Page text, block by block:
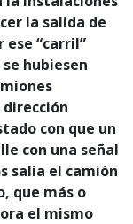
la salida de
“carril”
hubiesen
con que un
con una señal
salía el camión
que más o
el mismo